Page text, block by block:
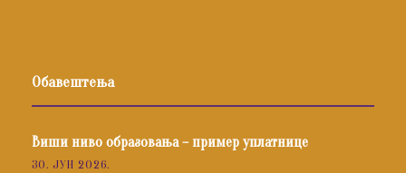
Обавештења
Виши ниво образовања – пример уплатнице
30. ЈУН 2026.